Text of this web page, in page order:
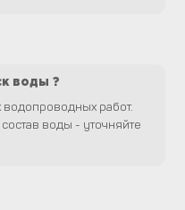
воды ?
работ.
воды - уточняйте